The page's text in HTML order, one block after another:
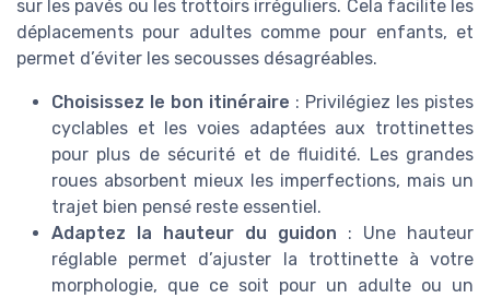
sur les pavés ou les trottoirs irréguliers. Cela facilite les
déplacements pour adultes comme pour enfants, et
permet d’éviter les secousses désagréables.
Choisissez le bon itinéraire : Privilégiez les pistes
cyclables et les voies adaptées aux trottinettes
pour plus de sécurité et de fluidité. Les grandes
roues absorbent mieux les imperfections, mais un
trajet bien pensé reste essentiel.
Adaptez la hauteur du guidon : Une hauteur
réglable permet d’ajuster la trottinette à votre
morphologie, que ce soit pour un adulte ou un